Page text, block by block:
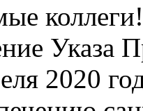
Указа
2020